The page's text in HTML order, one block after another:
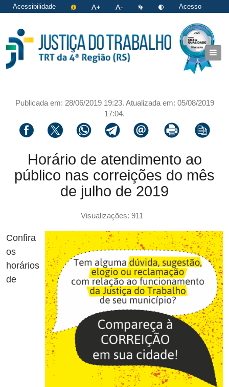
Acessibilidade
Acesso
Publicada em: 28/06/2019 19:23. Atualizada em: 05/08/2019
17:04.
Compartilhar via facebook
Compartilhar via twitter
Compartilhar via whatsapp
Compartilhar via telegram
Compartilhar via email
Imprimir a página
Copiar
Horário de atendimento ao
público nas correições do mês
de julho de 2019
Visualizações: 911
Confira
os
horários
de